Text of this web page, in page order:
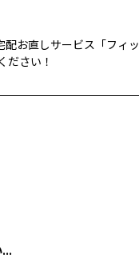
お直しサービス「フィ
ださい！